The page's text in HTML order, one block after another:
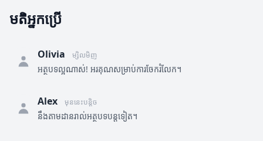
មតិអ្នកប្រើ
Olivia ម្សិលមិញ
អត្ថបទល្អណាស់! អរគុណសម្រាប់ការចែករំលែក។
Alex មុននេះបន្តិច
នឹងតាមដានរាល់អត្ថបទបន្តទៀត។